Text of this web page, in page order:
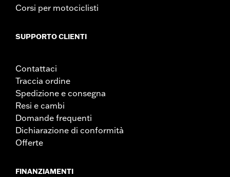
Corsi per motociclisti
SUPPORTO CLIENTI
Contattaci
Traccia ordine
Spedizione e consegna
Resi e cambi
Domande frequenti
Dichiarazione di conformità
Offerte
FINANZIAMENTI